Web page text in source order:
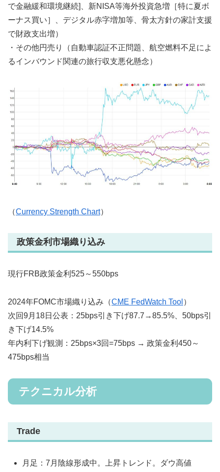
で金融緩和環境継続]、新NISA等海外投資急増［特に夏ボ
ーナス買い］、デジタル赤字増加等、骨太方針の家計支援
で財政支出増）
・その他円売り（自動車認証不正問題、航空燃料不足によ
るインバウンド関連の旅行収支悪化懸念）
（Currency Strength Chart）
政策金利市場織り込み
現行FRB政策金利525～550bps
2024年FOMC市場織り込み（CME FedWatch Tool ）
次回9月18日公表：25bps引き下げ87.7→85.5%、50bps引
き下げ14.5%
年内利下げ観測：25bps×3回=75bps → 政策金利450～
475bps相当
テクニカル分析
Trade
月足：7月陰線形成中。上昇トレンド。ダウ高値